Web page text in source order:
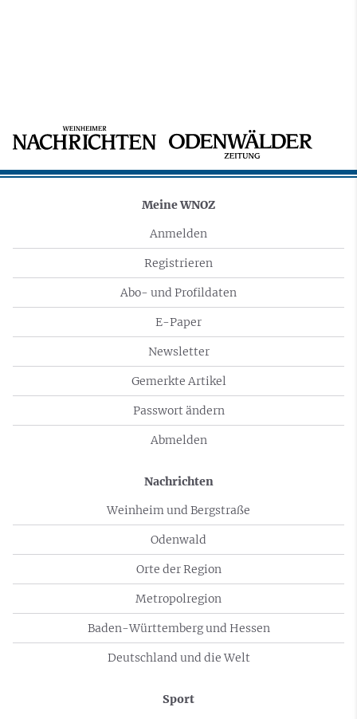
Meine WNOZ
Anmelden
Registrieren
Abo- und Profildaten
E-Paper
Newsletter
Gemerkte Artikel
Passwort ändern
Abmelden
Nachrichten
Weinheim und Bergstraße
Odenwald
Orte der Region
Metropolregion
Baden-Württemberg und Hessen
Deutschland und die Welt
Sport